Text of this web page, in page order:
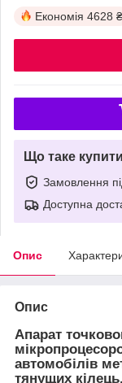
Економія 4628 ₴
Що таке
Замовлення
Доступна
Опис
Опис
Апарат
автомобілів
тянущих